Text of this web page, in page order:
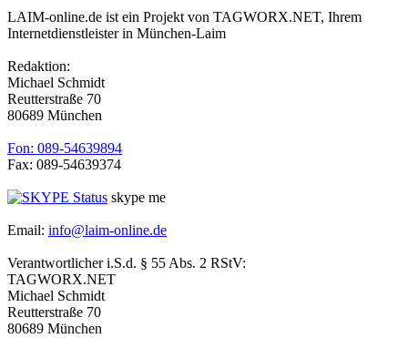
LAIM-online.de ist ein Projekt von TAGWORX.NET, Ihrem
Internetdienstleister in München-Laim
Redaktion:
Michael Schmidt
Reutterstraße 70
80689 München
Fon: 089-54639894
Fax: 089-54639374
skype me
Email: info@laim-online.de
Verantwortlicher i.S.d. § 55 Abs. 2 RStV:
TAGWORX.NET
Michael Schmidt
Reutterstraße 70
80689 München